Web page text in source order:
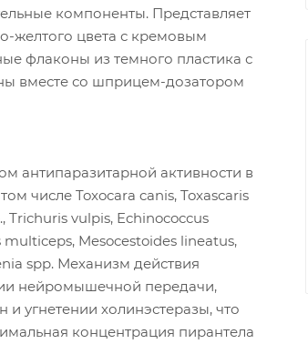
компоненты. Представляет
желтого цвета с кремовым
флаконы из темного пластика с
вместе со шприцем-дозатором
антипаразитарной активности в
числе Toxocara canis, Toxascaris
Trichuris vulpis, Echinococcus
Mesocestoides lineatus,
spp. Механизм действия
нейромышечной передачи,
угнетении холинэстеразы, что
концентрация пирантела